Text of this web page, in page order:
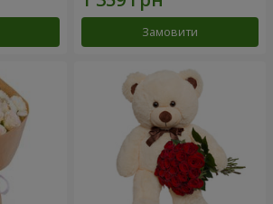
Замовити